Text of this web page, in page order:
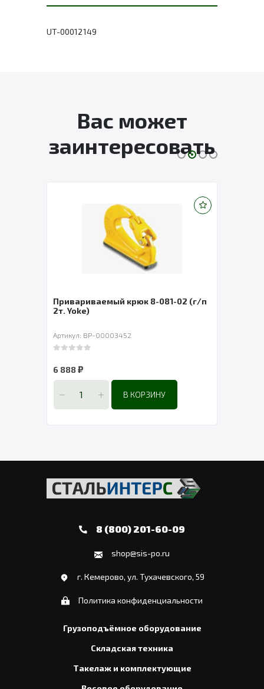
UT-00012149
Вас может
заинтересовать
Привариваемый крюк 8-081-02 (г/п
2т. Yoke)
Артикул: BP-00003452
6 888₽
В КОРЗИНУ
8 (800) 201-60-09
shop@sis-po.ru
г. Кемерово, ул. Тухачевского, 59
Политика конфиденциальности
Грузоподъёмное оборудование
Складская техника
Такелаж и комплектующие